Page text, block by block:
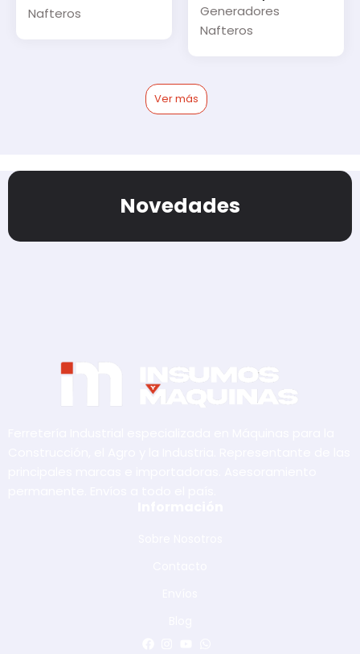
Nafteros
Generadores
Nafteros
Ver más
Novedades